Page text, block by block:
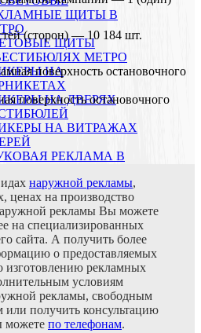
ЩИТЫ В
ЩИТЫ
МЕТРО
НА
НА ДВЕРЯХ
НА ВИТРАЖАХ
РЕКЛАМА В
В МЕТРО
4×8 М ТРИВИЖН
СТОЙКИ
ПРЕССЫ
ДИСПЛЕИ В
НА ПУТЕВЫХ
НАД
(сторон) — 10 184 шт.
поверхность остановочного
поверхность остановочного
наружной рекламы,
ценах на производство
рекламы Вы можете
на специализированных
сайта. А получить более
о предоставляемых
изготовлению рекламных
условиям
рекламы, свободным
или получить консультацию
можете по телефонам.